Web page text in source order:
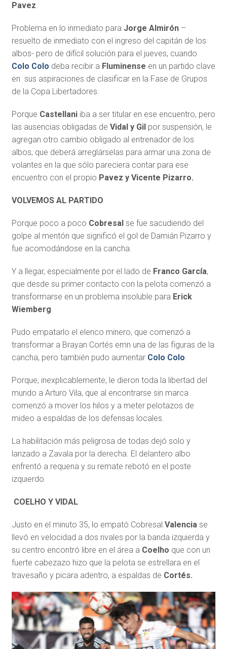
Pavez.
Problema en lo inmediato para Jorge Almirón–
resuelto de inmediato con el ingreso del capitán de los
albos- pero de difícil solución para el jueves, cuando
Colo Colo deba recibir a Fluminense en un partido clave
en sus aspiraciones de clasificar en la Fase de Grupos
de la Copa Libertadores.
Porque Castellaniiba a ser titular en ese encuentro, pero
las ausencias obligadas de Vidal y Gil por suspensión, le
agregan otro cambio obligado al entrenador de los
albos, que deberá arreglárselas para armar una zona de
volantes en la que sólo pareciera contar para ese
encuentro con el propio Pavez y Vicente Pizarro.
VOLVEMOS AL PARTIDO
Porque poco a poco Cobresal se fue sacudiendo del
golpe al mentón que significó el gol de Damián Pizarro y
fue acomodándose en la cancha.
Y a llegar, especialmente por el lado de Franco García,
que desde su primer contacto con la pelota comenzó a
transformarse en un problema insoluble para Erick
Wiemberg.
Pudo empatarlo el elenco minero, que comenzó a
transformar a Brayan Cortés emn una de las figuras de la
cancha, pero también pudo aumentar Colo Colo.
Porque, inexplicablemente, le dieron toda la libertad del
mundo a Arturo Vila, que al encontrarse sin marca
comenzó a mover los hilos y a meter pelotazos de
mideo a espaldas de los defensas locales.
La habilitación más peligrosa de todas dejó solo y
lanzado a Zavala por la derecha. El delantero albo
enfrentó a requena y su remate rebotó en el poste
izquierdo.
COELHO Y VIDAL
Justo en el minuto 35, lo empató Cobresal.Valencia se
llevó en velocidad a dos rivales por la banda izquierda y
su centro encontró libre en el área a Coelho que con un
fuerte cabezazo hizo que la pelota se estrellara en el
travesaño y picara adentro, a espaldas de Cortés.